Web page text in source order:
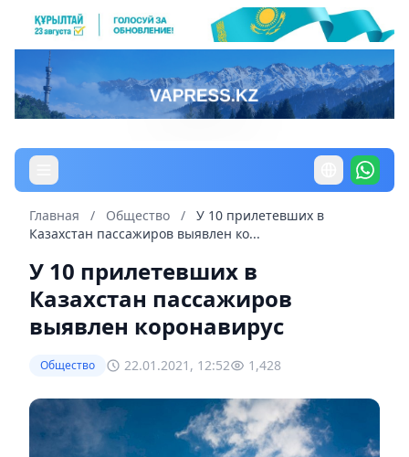
Главная / Общество /
У 10 прилетевших в
Казахстан пассажиров выявлен ко...
У 10 прилетевших в
Казахстан пассажиров
выявлен коронавирус
Общество 22.01.2021, 12:52 1,428